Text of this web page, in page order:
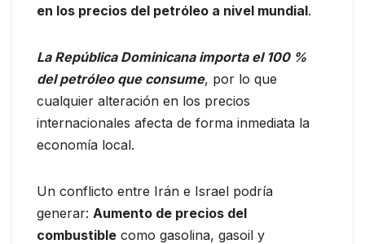
en los precios del petróleo a nivel mundial.
La República Dominicana importa el 100 %
del petróleo que consume, por lo que
cualquier alteración en los precios
internacionales afecta de forma inmediata la
economía local.
Un conflicto entre Irán e Israel podría
generar: Aumento de precios del
combustible como gasolina, gasoil y